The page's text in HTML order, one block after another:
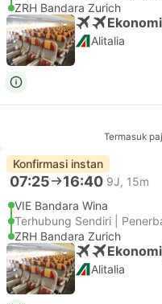
ZRH Bandara Zurich
Alitalia
Termasuk
Konfirmasi instan
07:25 16:40 9J, 15m
VIE Bandara Wina
Terhubung Sendiri |
ZRH Bandara Zurich
Alitalia